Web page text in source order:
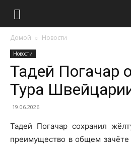
Домой Новости
Новости
Тадей Погачар
Тура
19.06.2026
Тадей Погачар сохранил
преимущество в общем